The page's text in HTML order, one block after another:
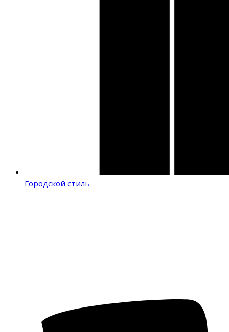
Городской стиль